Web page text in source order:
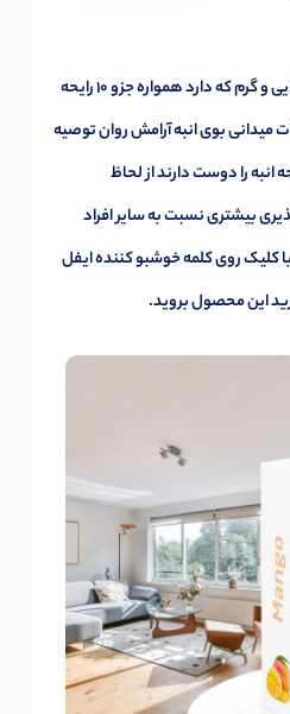
انبه با نت های استوایی و گرم که دارد همواره جزو 10 رایحه
میدانی بوی انبه آرامش روان توصیه
را دوست دارند از لحاظ
بیشتری نسبت به سایر افراد
کلیک روی کلمهخوشبو کننده ایفل
این محصول بروید.